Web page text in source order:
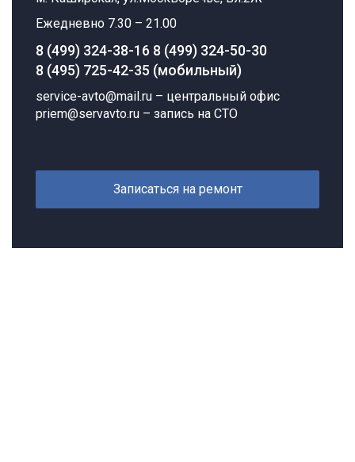
Ежедневно 7.30 – 21.00
8 (499) 324-38-16 8 (499) 324-50-30
8 (495) 725-42-35 (мобильный)
service-avto@mail.ru – центральный офис
priem@servavto.ru – запись на СТО
Записаться на ремонт